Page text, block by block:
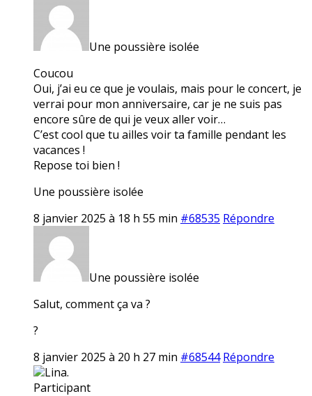
Une poussière isolée
Coucou
Oui, j’ai eu ce que je voulais, mais pour le concert, je
verrai pour mon anniversaire, car je ne suis pas
encore sûre de qui je veux aller voir…
C’est cool que tu ailles voir ta famille pendant les
vacances !
Repose toi bien !
Une poussière isolée
8 janvier 2025 à 18 h 55 min #68535 Répondre
Une poussière isolée
Salut, comment ça va ?
?
8 janvier 2025 à 20 h 27 min #68544 Répondre
Lina.
Participant